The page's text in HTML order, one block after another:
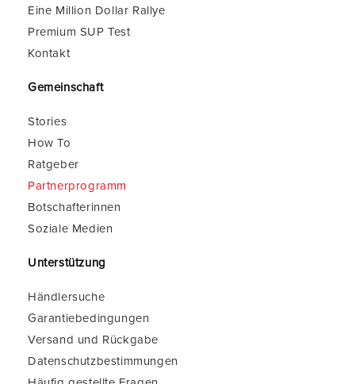
Eine Million Dollar Rallye
Premium SUP Test
Kontakt
Gemeinschaft
Stories
How To
Ratgeber
Partnerprogramm
Botschafterinnen
Soziale Medien
Unterstützung
Händlersuche
Garantiebedingungen
Versand und Rückgabe
Datenschutzbestimmungen